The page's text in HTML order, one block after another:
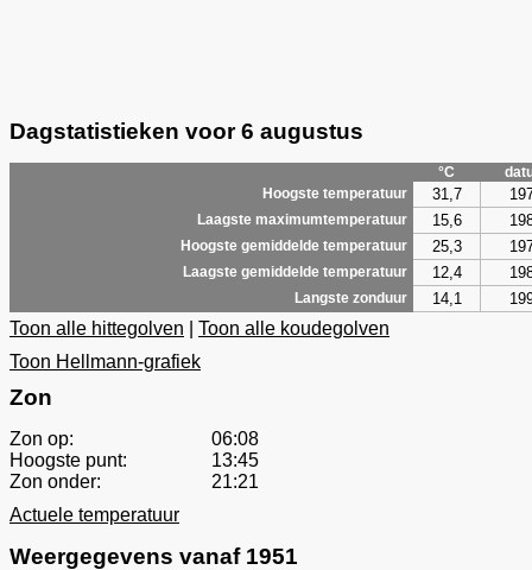
Dagstatistieken voor 6 augustus
°C
Hoogste temperatuur
31,7
Laagste maximumtemperatuur 15,6
Hoogste gemiddelde temperatuur 25,3
Laagste gemiddelde temperatuur 12,4
Langste zonduur 14,1
Toon alle hittegolven
Toon alle koudegolven
Toon Hellmann-grafiek
Zon
Zon op:
06:08
Hoogste punt:
13:45
Zon onder:
21:21
Actuele temperatuur
Weergegevens vanaf 1951